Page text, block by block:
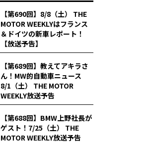
【第690回】8/8（土） THE
MOTOR WEEKLYはフランス
＆ドイツの新車レポート！
【放送予告】
【第689回】教えてアキラさ
ん！MW的自動車ニュース
8/1（土） THE MOTOR
WEEKLY放送予告
【第688回】BMW上野社長が
ゲスト！7/25（土） THE
MOTOR WEEKLY放送予告